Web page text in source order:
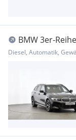
BMW 3er-
Diesel, Automatik,